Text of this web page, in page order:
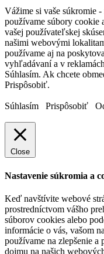
Vážime si vaše
používame súbory cookie
vašej používateľskej
našimi webovými
používame aj na
vyhľadávaní a v
Súhlasím. Ak chcete
Prispôsobiť.
Súhlasím Prispôsobiť
Close
Nastavenie súkromia a
Keď navštívite webové
prostredníctvom vášho
súborov cookies alebo
informácie o vás, vašom
používame na zlepšenie
dojmu na našich